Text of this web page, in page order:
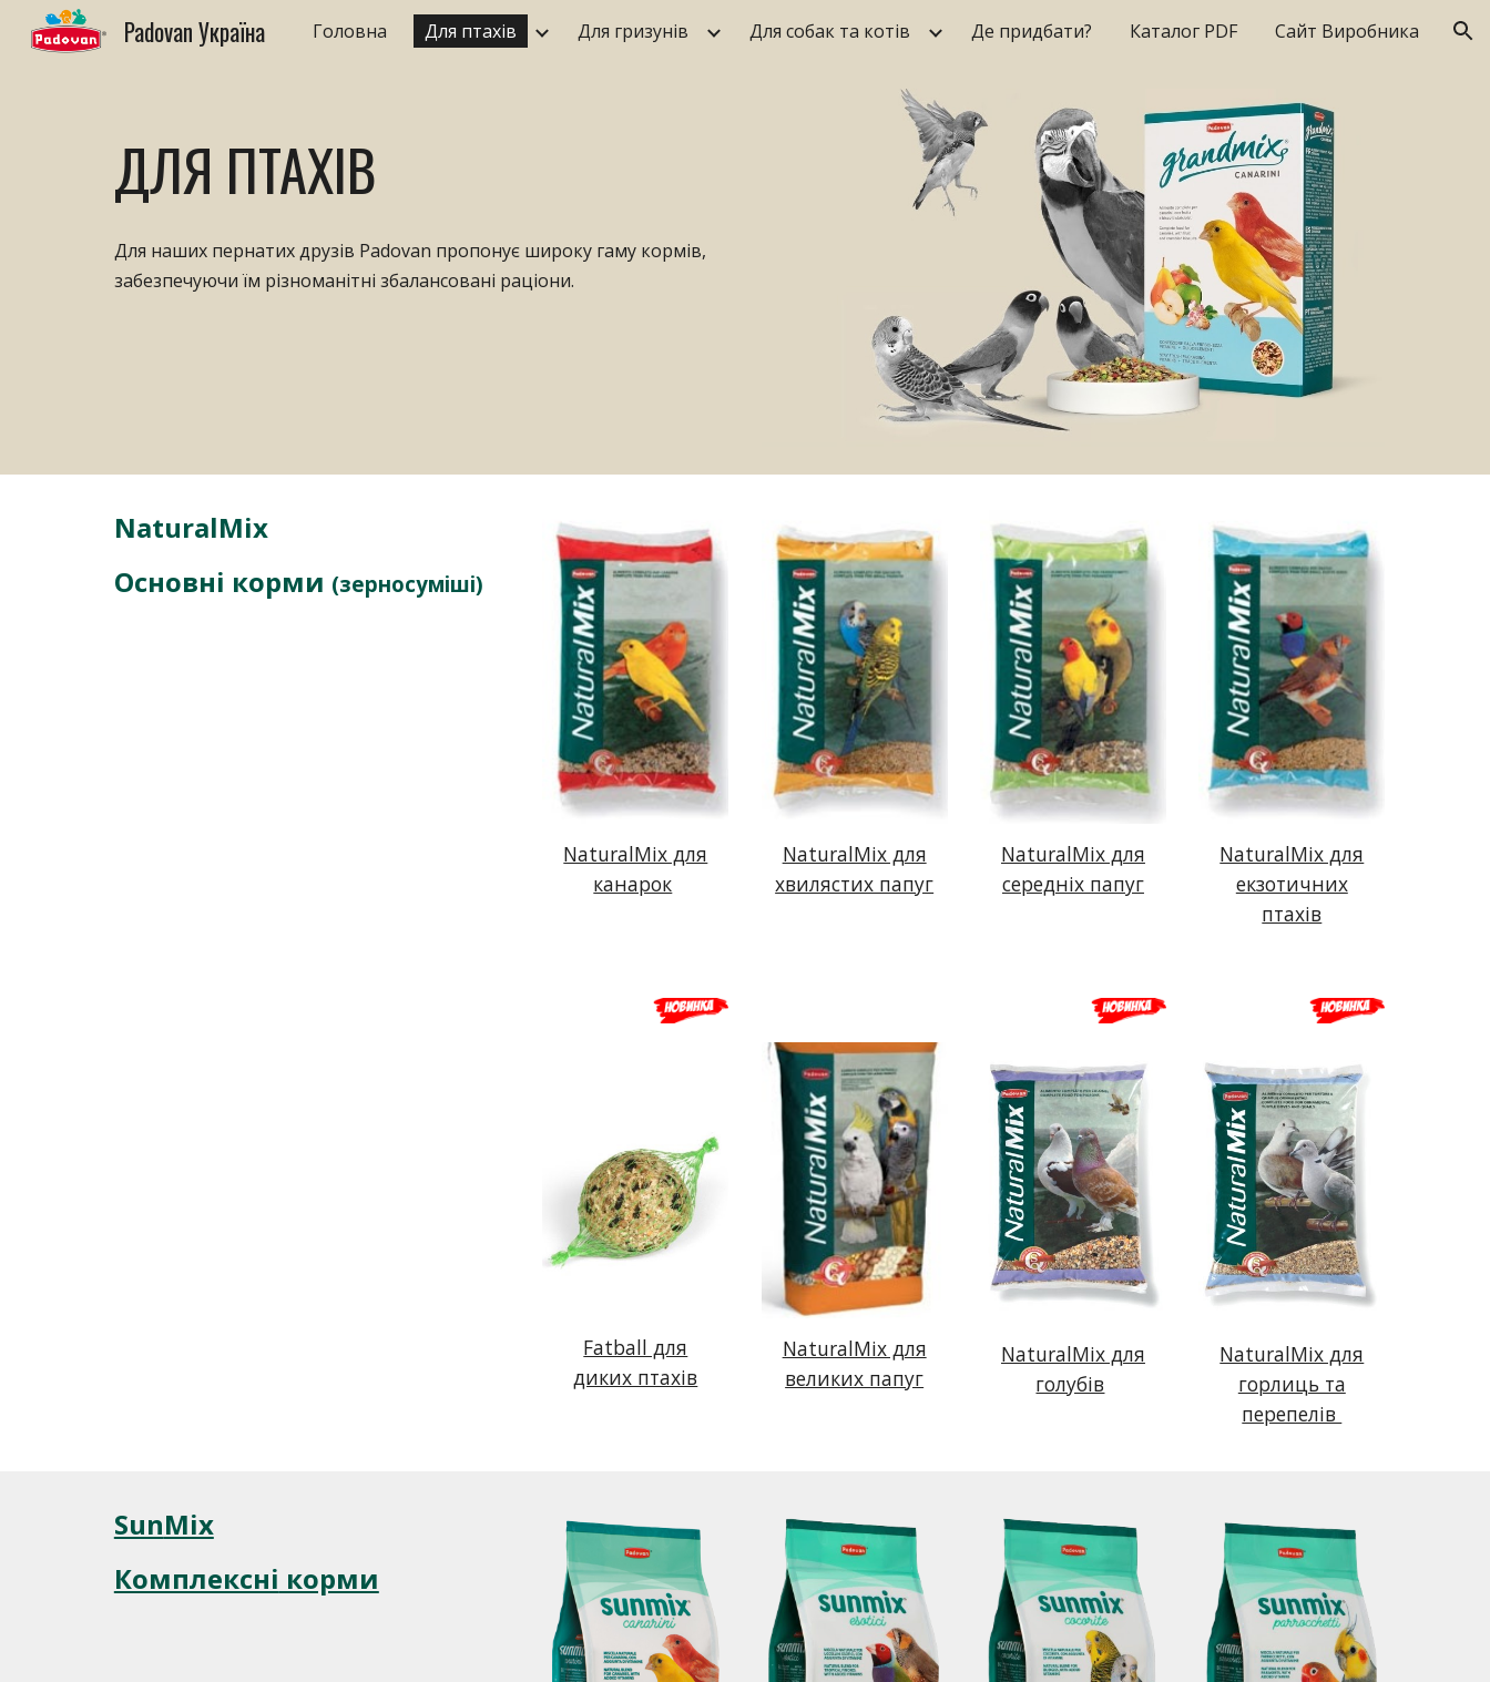
Skip to main content Skip to navigation
Padovan Україна Головна Для птахів Для гризунів Для собак та котів Де придбати? Каталог PDF Сайт Виробника
ДЛЯ ПТАХІВ
Для наших пернатих друзів Padovan пропонує широку гаму кормів,
забезпечуючи їм різноманітні збалансовані раціони.
NaturalMix
Основні корми (зерносуміші)
NaturalMix для
канарок
NaturalMix для
хвилястих папуг
NaturalMix для
середніх папуг
NaturalMix для
екзотичних
птахів
Fatball для
диких птахів
NaturalMix для
великих папуг
NaturalMix для
голубів
NaturalMix для
горлиць та
перепелів
SunMix
Комплексні корми